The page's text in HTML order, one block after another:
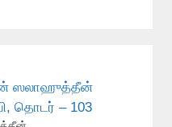
ஸலாஹுத்தீன்
தொடர் – 103